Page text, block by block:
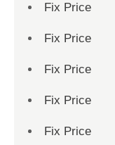
Fix Price
Fix Price
Fix Price
Fix Price
Fix Price